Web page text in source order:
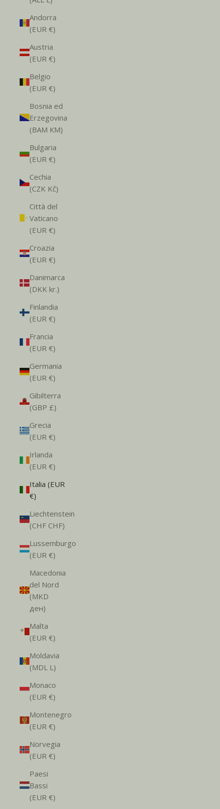
Andorra
(EUR €)
Austria
(EUR €)
Belgio
(EUR €)
Bosnia ed
Erzegovina
(BAM КМ)
Bulgaria
(EUR €)
Cechia
(CZK Kč)
Città del
Vaticano
(EUR €)
Croazia
(EUR €)
Danimarca
(DKK kr.)
Finlandia
(EUR €)
Francia
(EUR €)
Germania
(EUR €)
Gibilterra
(GBP £)
Grecia
(EUR €)
Irlanda
(EUR €)
Italia (EUR
€)
Liechtenstein
(CHF CHF)
Lussemburgo
(EUR €)
Macedonia
del Nord
(MKD
ден)
Malta
(EUR €)
Moldavia
(MDL L)
Monaco
(EUR €)
Montenegro
(EUR €)
Norvegia
(EUR €)
Paesi
Bassi
(EUR €)